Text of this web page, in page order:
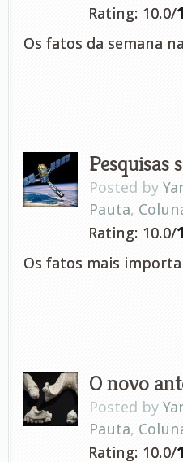
Rating: 10.0/
Os fatos da semana
Pesquisas
Posted by
Pauta,
Rating: 10.0/
Os fatos mais
O novo
Posted by
Pauta,
Rating: 10.0/